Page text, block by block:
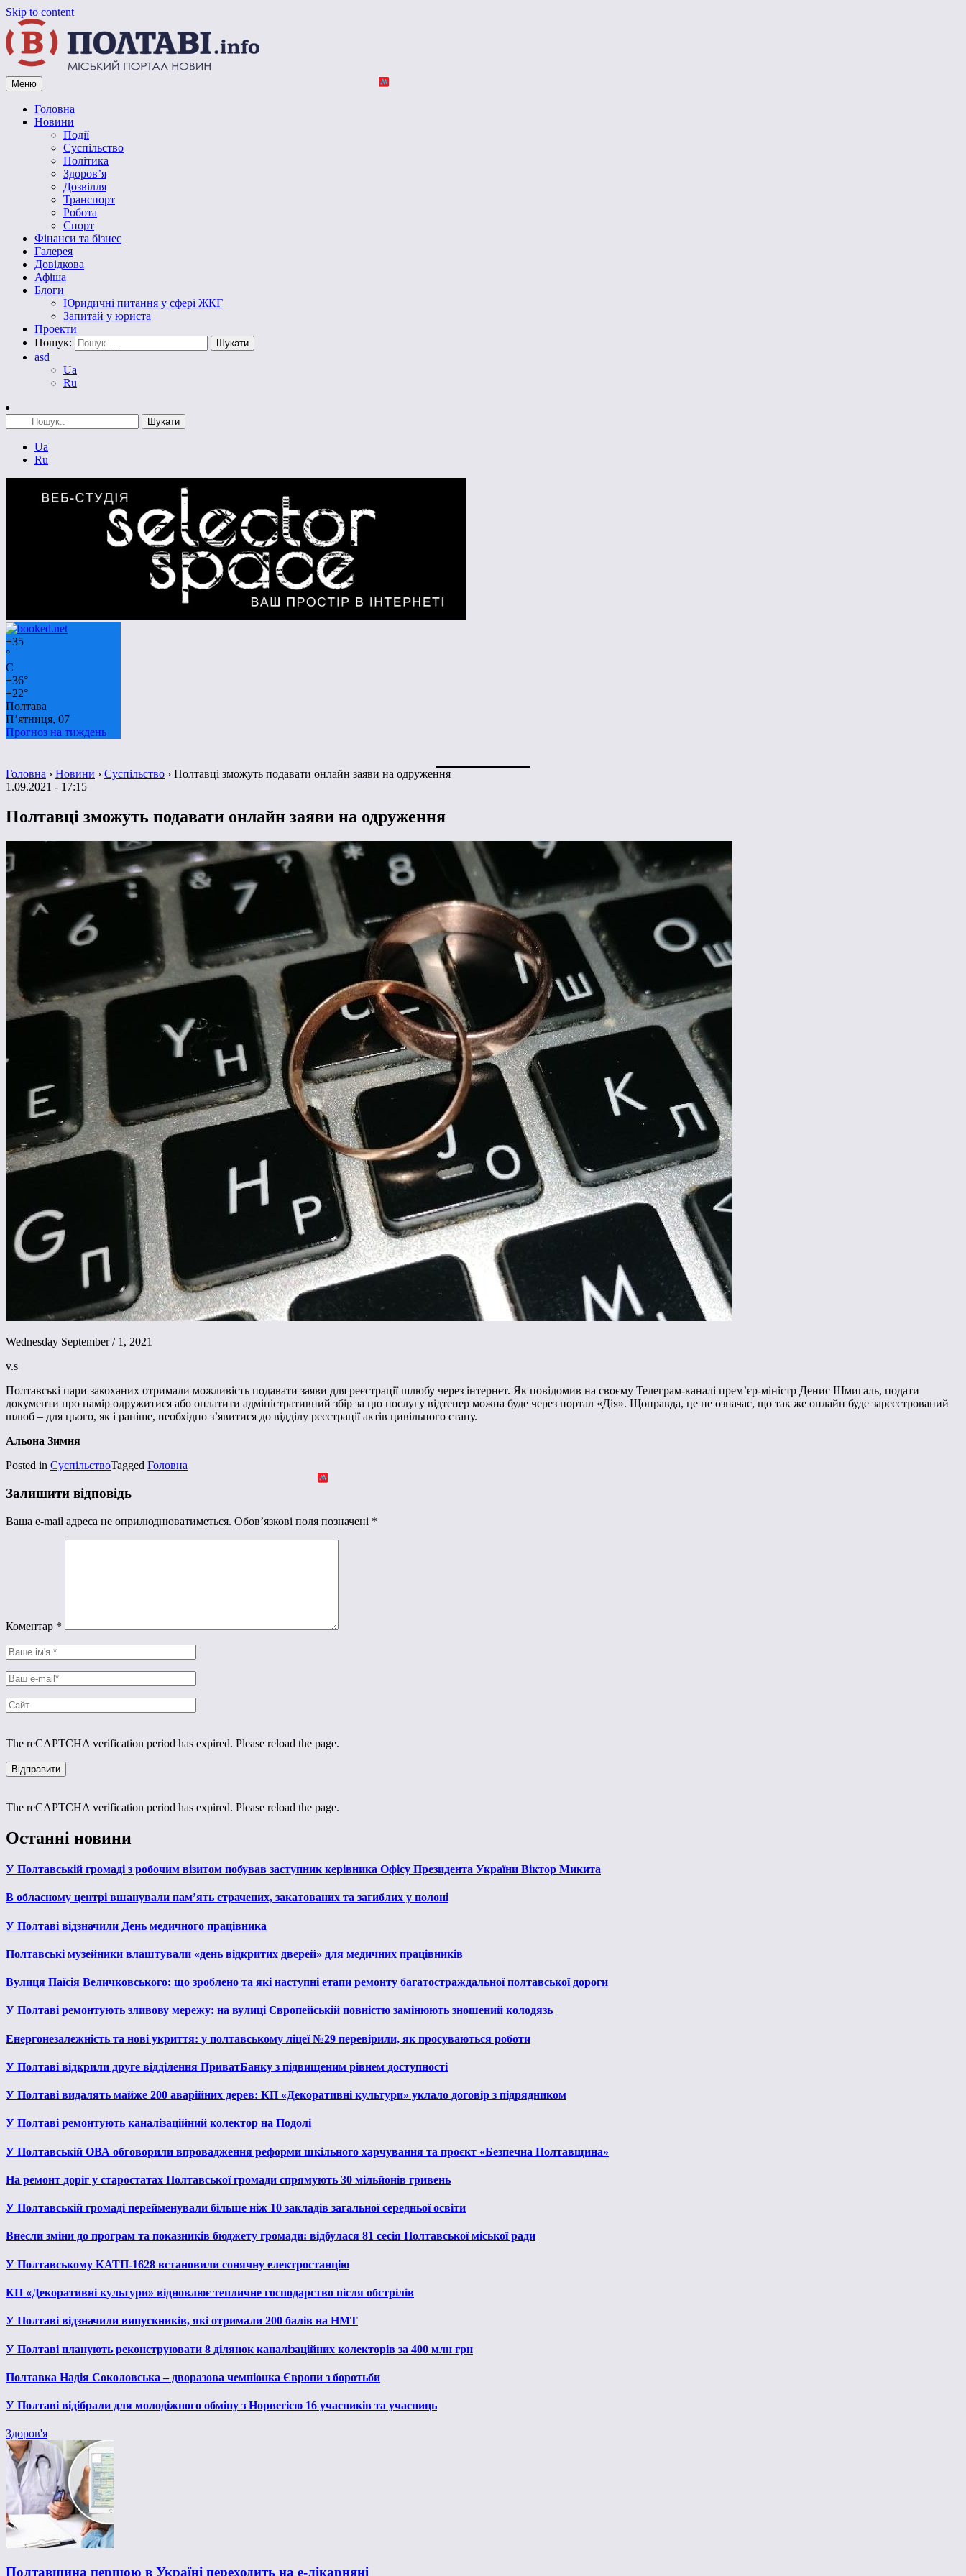
Skip to content
Vpoltave.info
Полтавський портал новин
Меню
Головна
Новини
Події
Суспільство
Політика
Здоров’я
Дозвілля
Транспорт
Робота
Спорт
Фінанси та бізнес
Галерея
Довідкова
Афіша
Блоги
Юридичні питання у сфері ЖКГ
Запитай у юриста
Проекти
Пошук:
asd
Ua
Ru
Ua
Ru
+35
°
C
+36°
+22°
Полтава
П’ятниця, 07
Прогноз на тиждень
Головна › Новини › Суспільство › Полтавці зможуть подавати онлайн заяви на одруження
1.09.2021 - 17:15
Полтавці зможуть подавати онлайн заяви на одруження
Wednesday September / 1, 2021
v.s
Полтавські пари закоханих отримали можливість подавати заяви для реєстрації шлюбу через інтернет. Як повідомив на своєму Телеграм-каналі прем’єр-міністр Денис Шмигаль, подати
документи про намір одружитися або оплатити адміністративний збір за цю послугу відтепер можна буде через портал «Дія». Щоправда, це не означає, що так же онлайн буде зареєстрований
шлюб – для цього, як і раніше, необхідно з’явитися до відділу реєстрації актів цивільного стану.
Альона Зимня
Posted in СуспільствоTagged Головна
Залишити відповідь
Ваша e-mail адреса не оприлюднюватиметься. Обов’язкові поля позначені *
Коментар *
The reCAPTCHA verification period has expired. Please reload the page.
The reCAPTCHA verification period has expired. Please reload the page.
Останні новини
У Полтавській громаді з робочим візитом побував заступник керівника Офісу Президента України Віктор Микита
В обласному центрі вшанували пам’ять страчених, закатованих та загиблих у полоні
У Полтаві відзначили День медичного працівника
Полтавські музейники влаштували «день відкритих дверей» для медичних працівників
Вулиця Паїсія Величковського: що зроблено та які наступні етапи ремонту багатостраждальної полтавської дороги
У Полтаві ремонтують зливову мережу: на вулиці Європейській повністю замінюють зношений колодязь
Енергонезалежність та нові укриття: у полтавському ліцеї №29 перевірили, як просуваються роботи
У Полтаві відкрили друге відділення ПриватБанку з підвищеним рівнем доступності
У Полтаві видалять майже 200 аварійних дерев: КП «Декоративні культури» уклало договір з підрядником
У Полтаві ремонтують каналізаційний колектор на Подолі
У Полтавській ОВА обговорили впровадження реформи шкільного харчування та проєкт «Безпечна Полтавщина»
На ремонт доріг у старостатах Полтавської громади спрямують 30 мільйонів гривень
У Полтавській громаді перейменували більше ніж 10 закладів загальної середньої освіти
Внесли зміни до програм та показників бюджету громади: відбулася 81 сесія Полтавської міської ради
У Полтавському КАТП-1628 встановили сонячну електростанцію
КП «Декоративні культури» відновлює тепличне господарство після обстрілів
У Полтаві відзначили випускників, які отримали 200 балів на НМТ
У Полтаві планують реконструювати 8 ділянок каналізаційних колекторів за 400 млн грн
Полтавка Надія Соколовська – дворазова чемпіонка Європи з боротьби
У Полтаві відібрали для молодіжного обміну з Норвегією 16 учасників та учасниць
Здоров'я
Полтавщина першою в Україні переходить на е-лікарняні